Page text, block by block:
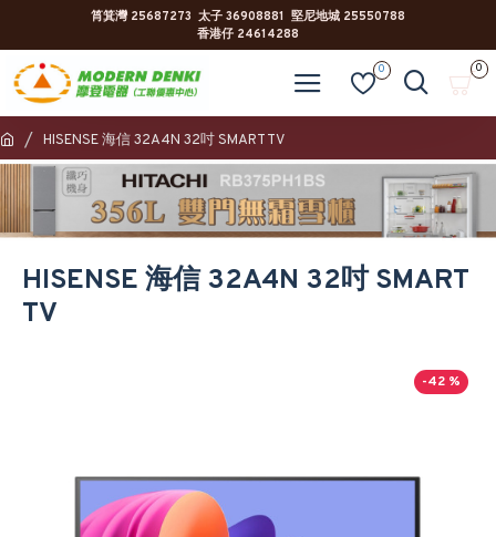
筲箕灣 25687273 太子 36908881 堅尼地城 25550788
香港仔 24614288
0 0
HISENSE 海信 32A4N 32吋 SMART TV
HISENSE 海信 32A4N 32吋 SMART
TV
-42 %